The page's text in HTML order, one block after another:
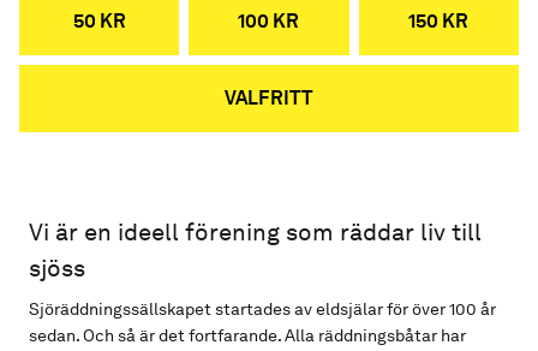
50 KR 100 KR 150 KR
VALFRITT
Vi är en ideell förening som räddar liv till
sjöss
Sjöräddningssällskapet startades av eldsjälar för över 100 år
sedan. Och så är det fortfarande. Alla räddningsbåtar har